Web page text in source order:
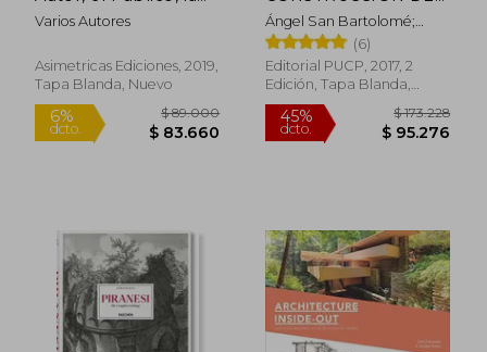
Arquitectura
Varios Autores
Asimetricas Ediciones, 2019,
Tapa Blanda, Nuevo
ESTRUCTURAS
SISMORRESISTENTES
DE ALBAÑILERÍA
Ángel San Bartolomé;
Daniel Quiun; Wilson Silva
(6)
Editorial PUCP, 2017, 2
Edición, Tapa Blanda,
Nuevo